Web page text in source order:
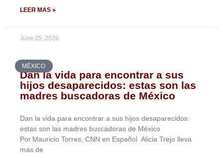
LEER MAS »
June 25, 2026
MÉXICO
Dan la vida para encontrar a sus
hijos desaparecidos: estas son las
madres buscadoras de México
Dan la vida para encontrar a sus hijos desaparecidos:
estas son las madres buscadoras de México
Por Mauricio Torres, CNN en Español Alicia Trejo lleva
más de